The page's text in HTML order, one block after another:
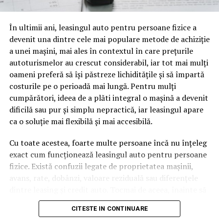
oamenii cu adevărat. Dacă transcrierea ajunge pe o
cuvinte tematice, scrise exact în limbajul în care se
caută.
Apoi vine partea de comportament. O pagină pe care
vizitatorii stau zece, cincisprezece minute ca să
urmărească replay-ul trimite un semnal greu de ignorat.
Google nu îți măsoară direct satisfacția, însă timpul
petrecut, scrollul și revenirile spun ceva despre cât de
util e materialul.
Și mai e ceva ce se uită ușor. Un webinar reușit atrage
linkuri aproape de la sine. Cineva îl menționează într-un
newsletter, altcineva îl citează într-un articol, un
partener îl trimite în comunitatea lui. Fiecare astfel de
tău, iar autoritatea e moneda forte în SEO.
În ultimii ani, leasingul auto pentru persoane fizice a
devenit una dintre cele mai populare metode de achiziție
a unei mașini, mai ales în contextul în care prețurile
autoturismelor au crescut considerabil, iar tot mai mulți
oameni preferă să își păstreze lichiditățile și să împartă
costurile pe o perioadă mai lungă. Pentru mulți
cumpărători, ideea de a plăti integral o mașină a devenit
dificilă sau pur și simplu nepractică, iar leasingul apare
ca o soluție mai flexibilă și mai accesibilă.
Cu toate acestea, foarte multe persoane încă nu înțeleg
exact cum funcționează leasingul auto pentru persoane
fizice. Există confuzii legate de proprietatea mașinii,
avans, rate, dobânzi, valoare reziduală sau diferențele
semnezi orice contract, este important să înțelegi clar
mecanismul acestui tip de finanțare și să știi la ce să fii
CITESTE IN CONTINUARE